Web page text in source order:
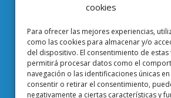
cookies
Para ofrecer las mejores experiencias,
como las cookies para almacenar y/o
del dispositivo. El consentimiento de
permitirá procesar datos como el
navegación o las identificaciones únicas
consentir o retirar el consentimiento,
negativamente a ciertas características y
Baldiri i Reixac, 4-8, 08028
93 403 37 23
 Email EuropeG